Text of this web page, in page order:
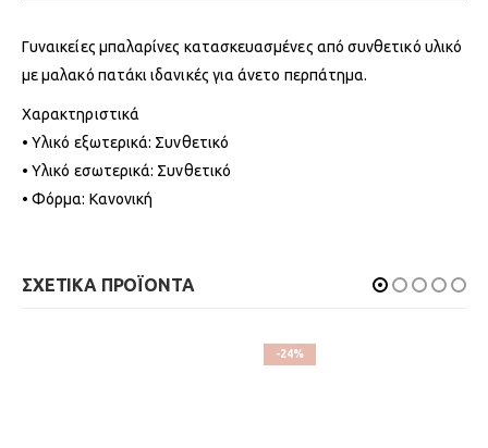
Γυναικείες μπαλαρίνες κατασκευασμένες από συνθετικό υλικό
με μαλακό πατάκι ιδανικές για άνετο περπάτημα.
Χαρακτηριστικά
• Υλικό εξωτερικά: Συνθετικό
• Υλικό εσωτερικά: Συνθετικό
• Φόρμα: Κανονική
ΣΧΕΤΙΚΑ ΠΡΟΪΟΝΤΑ
-24%